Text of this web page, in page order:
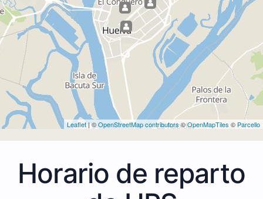
Leaflet| ©OpenStreetMap contributors©OpenMapTiles © Parcello
Horario de reparto